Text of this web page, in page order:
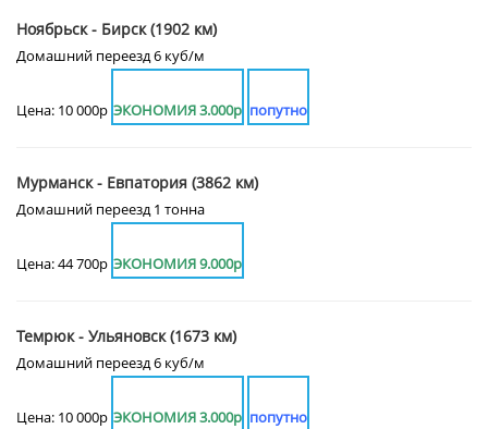
Ноябрьск - Бирск (1902 км)
Домашний переезд 6 куб/м
Цена: 10 000р ЭКОНОМИЯ 3.000р попутно
Мурманск - Евпатория (3862 км)
Домашний переезд 1 тонна
Цена: 44 700р ЭКОНОМИЯ 9.000р
Темрюк - Ульяновск (1673 км)
Домашний переезд 6 куб/м
Цена: 10 000р ЭКОНОМИЯ 3.000р попутно